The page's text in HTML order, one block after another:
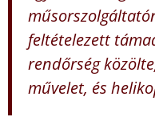
feltételezett
rendőrség
művelet, és